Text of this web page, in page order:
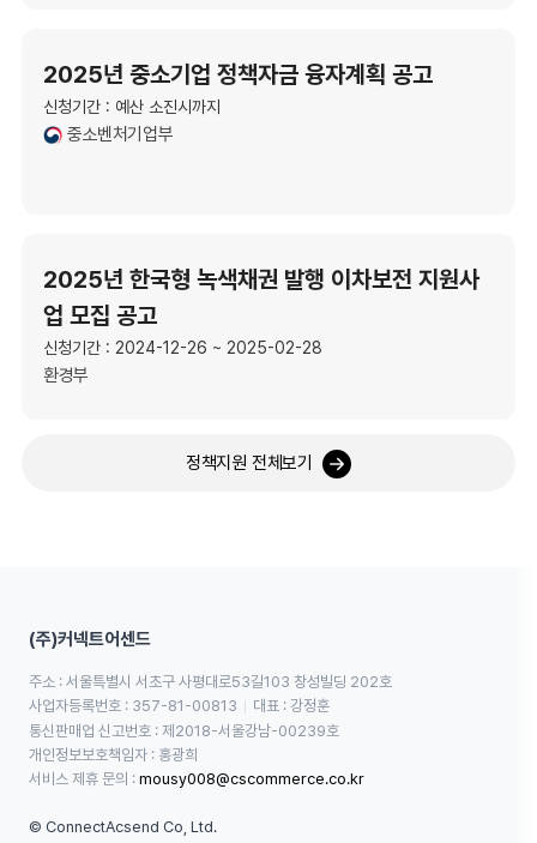
2025년 중소기업 정책자금 융자계획 공고
신청기간 : 예산 소진시까지
중소벤처기업부
2025년 한국형 녹색채권 발행 이차보전 지원사
업 모집 공고
신청기간 : 2024-12-26 ~ 2025-02-28
환경부
정책지원 전체보기
(주)커넥트어센드
주소 : 서울특별시 서초구 사평대로53길103 창성빌딩 202호
사업자등록번호 : 357-81-00813
대표 : 강정훈
통신판매업 신고번호 : 제2018-서울강남-00239호
개인정보보호책임자 : 홍광희
서비스 제휴 문의 : mousy008@cscommerce.co.kr
© ConnectAcsend Co, Ltd.